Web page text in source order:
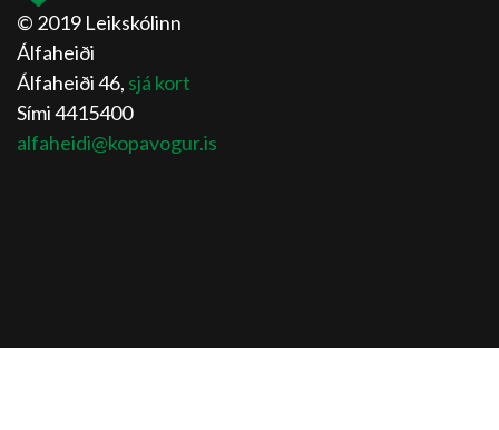
© 2019 Leikskólinn
Álfaheiði
Álfaheiði 46, sjá kort
Sími 4415400
alfaheidi@kopavogur.is